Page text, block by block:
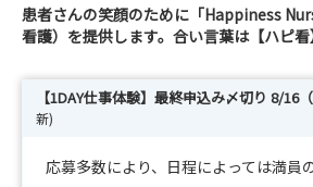
患者さんの笑顔のために「Happiness
看護）を提供します。合い言葉は【ハピ看
【1DAY仕事体験】最終申込み〆切り 8/16（
新)
応募多数により、日程によっては満員